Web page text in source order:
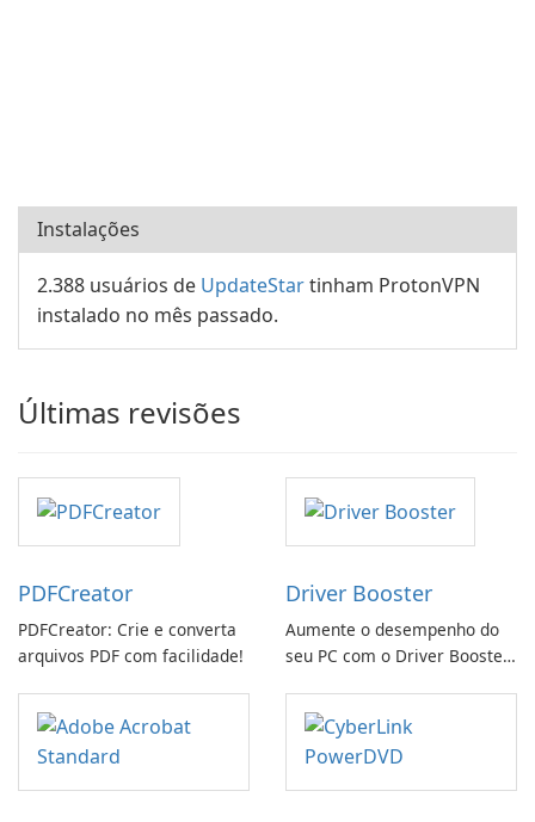
Instalações
2.388 usuários de UpdateStartinham ProtonVPN
instalado no mês passado.
Últimas revisões
PDFCreator
PDFCreator: Crie e converta
arquivos PDF com facilidade!
Driver Booster
Aumente o desempenho do
seu PC com o Driver Booster